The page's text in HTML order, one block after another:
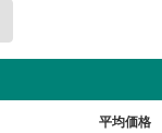
平均価格